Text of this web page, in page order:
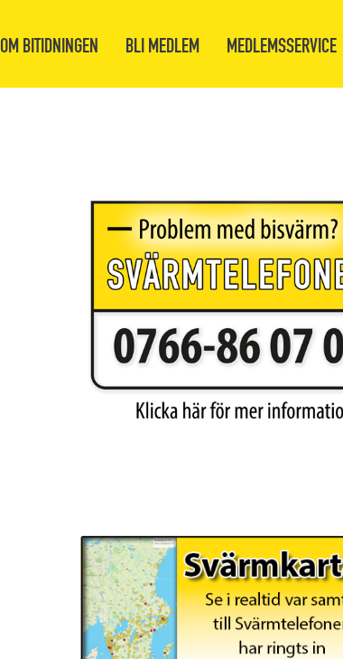
OM BITIDNINGEN BLI MEDLEM MEDLEMSSERVICE